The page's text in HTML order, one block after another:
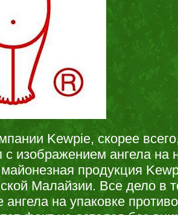
Kewpie, скорее
с изображением ангела
продукция
Малайзии. Все дело в
на упаковке